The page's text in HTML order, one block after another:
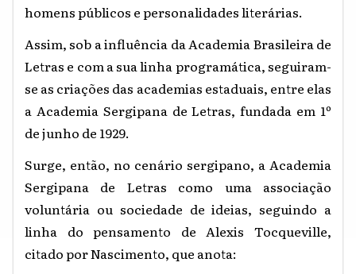
homens públicos e personalidades literárias.
Assim, sob a influência da Academia Brasileira de
Letras e com a sua linha programática, seguiram-
se as criações das academias estaduais, entre elas
a Academia Sergipana de Letras, fundada em 1º
de junho de 1929.
Surge, então, no cenário sergipano, a Academia
Sergipana de Letras como uma associação
voluntária ou sociedade de ideias, seguindo a
linha do pensamento de Alexis Tocqueville,
citado por Nascimento, que anota: